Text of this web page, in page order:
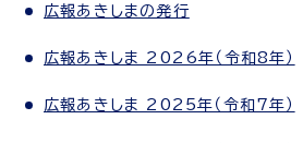
広報あきしまの発行
広報あきしま 2026年（令和8年）
広報あきしま 2025年（令和7年）